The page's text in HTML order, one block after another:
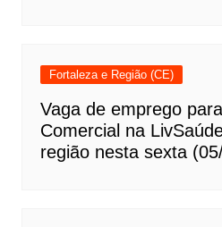
Fortaleza e Região (CE)
Vaga de emprego
Comercial na
região nesta sexta